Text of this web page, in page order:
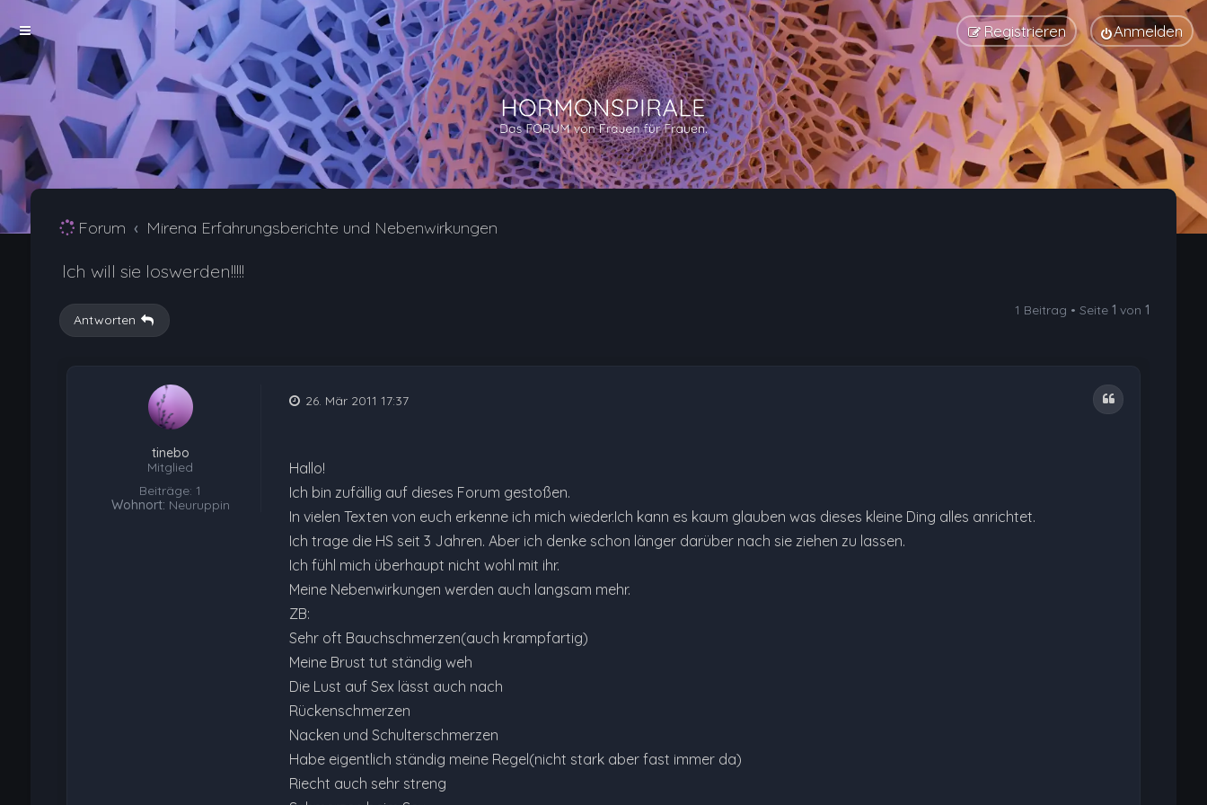
Anmelden
Registrieren
Forum Mirena Erfahrungsberichte und Nebenwirkungen
Ich will sie loswerden!!!!!
Antworten
1 Beitrag • Seite1 von1
tinebo
Mitglied
Beiträge: 1
Wohnort: Neuruppin
Zitat
26. Mär 2011 17:37
Hallo!
Ich bin zufällig auf dieses Forum gestoßen.
In vielen Texten von euch erkenne ich mich wieder.Ich kann es kaum glauben was dieses kleine Ding alles anrichtet.
Ich trage die HS seit 3 Jahren. Aber ich denke schon länger darüber nach sie ziehen zu lassen.
Ich fühl mich überhaupt nicht wohl mit ihr.
Meine Nebenwirkungen werden auch langsam mehr.
ZB:
Sehr oft Bauchschmerzen(auch krampfartig)
Meine Brust tut ständig weh
Die Lust auf Sex lässt auch nach
Rückenschmerzen
Nacken und Schulterschmerzen
Habe eigentlich ständig meine Regel(nicht stark aber fast immer da)
Riecht auch sehr streng